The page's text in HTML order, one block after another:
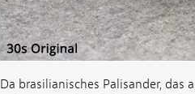
Da brasilianisches Palisander,